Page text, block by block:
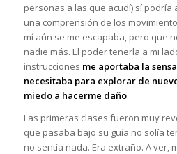
personas a las que acudí) sí podría
una comprensión de los
mí aún se me escapaba, pero que
nadie más. El poder tenerla a mi
instrucciones me aportaba la
necesitaba para explorar de
miedo a hacerme daño.
Las primeras clases fueron muy
que pasaba bajo su guía no solía
no sentía nada. Era extraño. A ver,